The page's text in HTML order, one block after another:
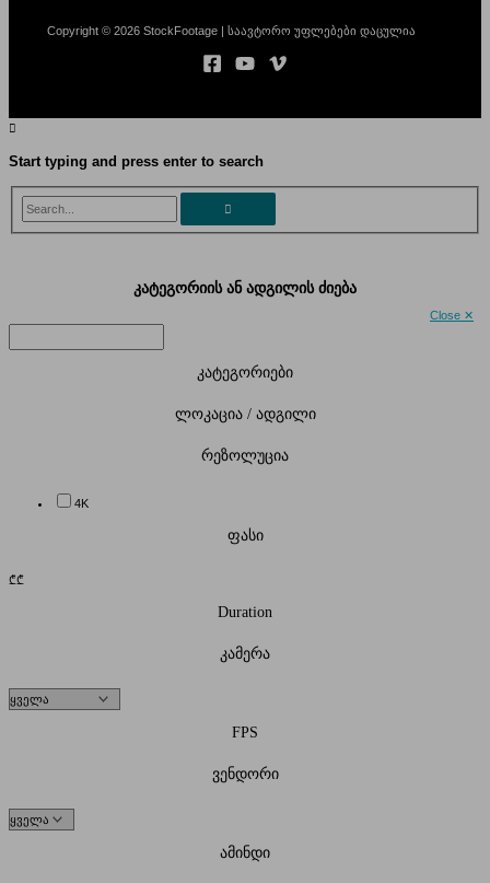
Copyright © 2026 StockFootage | საავტორო უფლებები დაცულია
Start typing and press enter to search
Search...
Close ✕
კატეგორიის ან ადგილის ძიება
კატეგორიები
ლოკაცია / ადგილი
რეზოლუცია
4K
ფასი
₾₾
Duration
კამერა
FPS
ვენდორი
ამინდი